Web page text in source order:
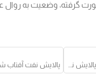
گرفته، وضعیت به روال